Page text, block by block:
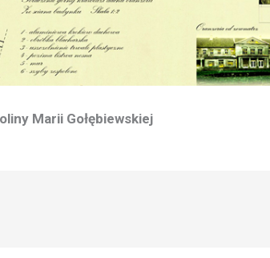
Marii Gołębiewskiej